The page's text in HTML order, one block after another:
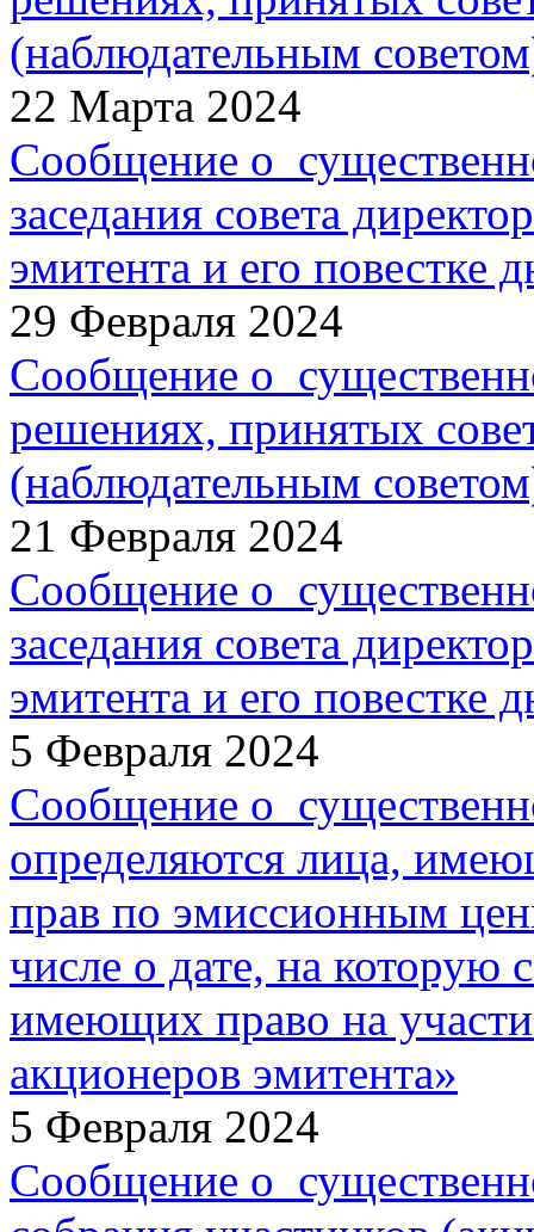
(наблюдательным
22 Марта 2024
Сообщение о
заседания совета
эмитента и его повестке
29 Февраля 2024
Сообщение о
решениях, принятых
(наблюдательным
21 Февраля 2024
Сообщение о
заседания совета
эмитента и его повестке
5 Февраля 2024
Сообщение о
определяются лица,
прав по эмиссионным
числе о дате, на которую
имеющих право на
акционеров эмитента»
5 Февраля 2024
Сообщение о